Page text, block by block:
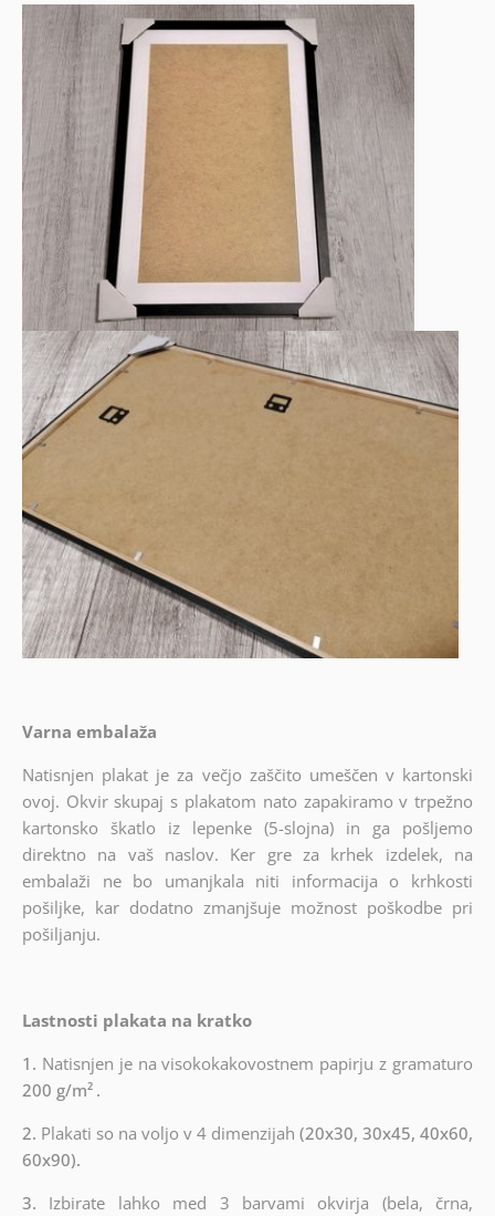
Varna embalaža
Natisnjen plakat je za večjo zaščito umeščen v kartonski
ovoj. Okvir skupaj s plakatom nato zapakiramo v trpežno
kartonsko škatlo iz lepenke (5-slojna) in ga pošljemo
direktno na vaš naslov. Ker gre za krhek izdelek, na
embalaži ne bo umanjkala niti informacija o krhkosti
pošiljke, kar dodatno zmanjšuje možnost poškodbe pri
pošiljanju.
Lastnosti plakata na kratko
1. Natisnjen je na visokokakovostnem papirju z gramaturo
200 g/m² .
2. Plakati so na voljo v 4 dimenzijah(20x30, 30x45, 40x60,
60x90).
3. Izbirate lahko med 3 barvami okvirja (bela, črna,